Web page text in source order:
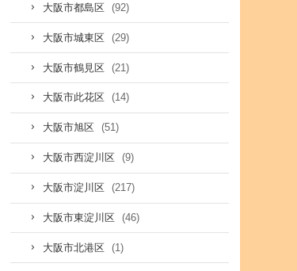
大阪市都島区 (92)
大阪市城東区 (29)
大阪市鶴見区 (21)
大阪市此花区 (14)
大阪市旭区 (51)
大阪市西淀川区 (9)
大阪市淀川区 (217)
大阪市東淀川区 (46)
大阪市北港区 (1)